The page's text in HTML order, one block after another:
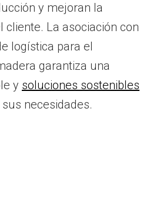
y mejoran la
cliente. La asociación con
logística para el
garantiza una
y soluciones sostenibles
necesidades.